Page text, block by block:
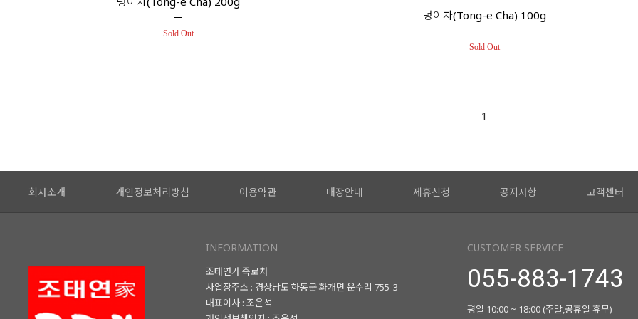
Sold Out
덩이차(Tong-e Cha) 100g
Sold Out
1
회사소개 개인정보처리방침 이용약관 매장안내 제휴신청 공지사항 고객센터
INFORMATION
조태연가 죽로차
사업장주소 : 경상남도 하동군 화개면 운수리 755-3
대표이사 : 조윤석
CUSTOMER SERVICE
055-883-1743
평일 10:00 ~ 18:00 (주말,공휴일 휴무)